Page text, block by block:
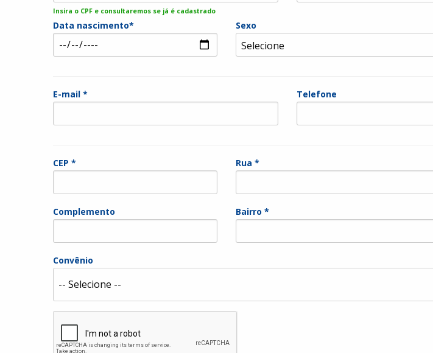
Insira o CPF e consultaremos se já é cadastrado
Data nascimento* Sexo
E-mail * Telefone
CEP * Rua *
Complemento Bairro *
Convênio